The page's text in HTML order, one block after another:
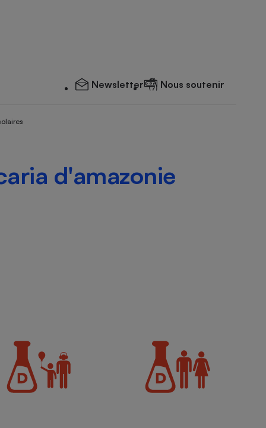
Newsletter Nous soutenir
d'amazonie